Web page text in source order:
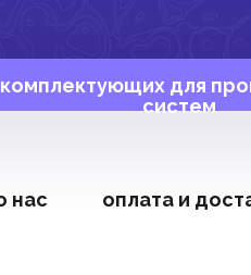
нас оплата и
комплектующих для
систем